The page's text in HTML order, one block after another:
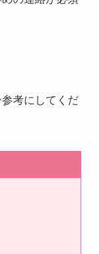
考にしてくだ